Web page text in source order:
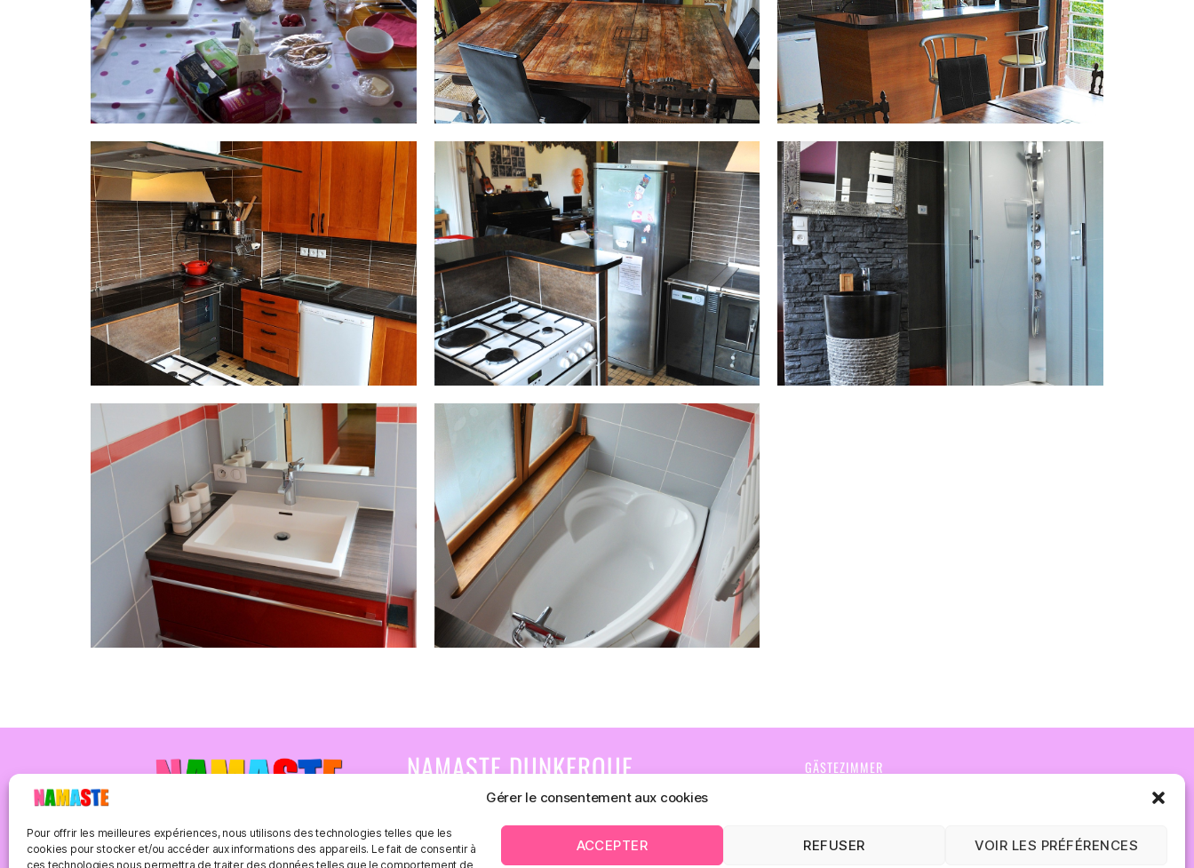
Gérer le consentement aux cookies
Pour offrir les meilleures expériences, nous utilisons des technologies telles que les
cookies pour stocker et/ou accéder aux informations des appareils. Le fait de consentir à
ces technologies nous permettra de traiter des données telles que le comportement de
ACCEPTER REFUSER VOIR LES PRÉFÉRENCES
NAMASTE DUNKERQUE
79, rue Eugène Dumez
+33 (0)6.89.59.96.32
GÄSTEZIMMER
PARTNER